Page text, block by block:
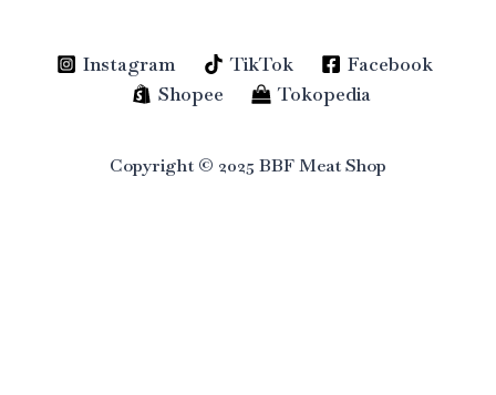
Instagram TikTok
Facebook
Shopee
Tokopedia
Copyright © 2025 BBF Meat Shop